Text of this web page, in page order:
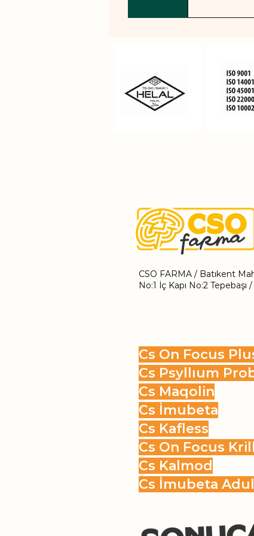
Omega-3
Cs On Focus
Cs Psyllıum
Cs Maqolin
Cs İmubeta
Cs Kafless
Cs On Focus Krill
Cs Kalmod
Cs İmubeta
CSO FARMA / Batıkent
No:1 İç Kapı No:2 Tepebaşı